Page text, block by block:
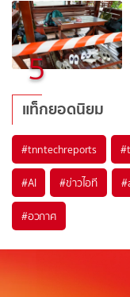
5
แท็กยอดนิยม
#tnntechreports #
#AI #ข่าวไอที #
#อวกาศ